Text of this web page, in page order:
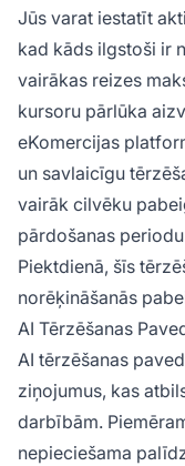
Jūs varat iestatīt
kad kāds ilgstoši ir
vairākas reizes
kursoru pārlūka
eKomercijas
un savlaicīgu
vairāk cilvēku
pārdošanas
Piektdienā, šīs
norēķināšanās
AI Tērzēšanas
AI tērzēšanas
ziņojumus, kas
darbībām.
nepieciešama